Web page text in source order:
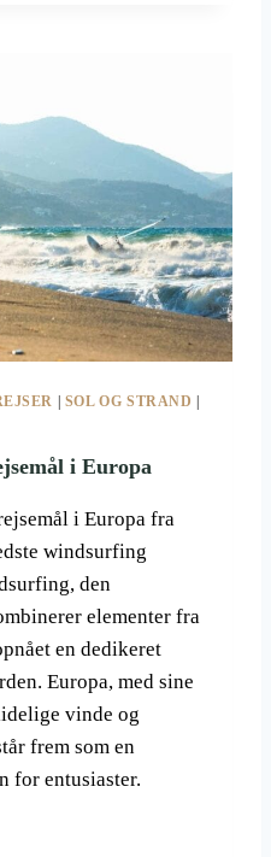
| SOL OG STRAND |
i Europa
i Europa fra
windsurfing
den
elementer fra
en dedikeret
Europa, med sine
vinde og
frem som en
for entusiaster.